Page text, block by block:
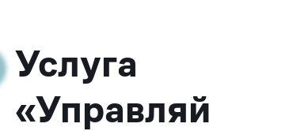
Услуга
«Управляй